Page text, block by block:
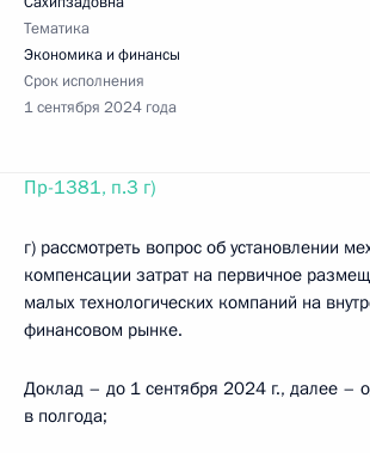
Тематика
Экономика и финансы
Срок исполнения
1 сентября 2024 года
Пр-1381, п.3 г)
г) рассмотреть вопрос об установлении
компенсации затрат на первичное
малых технологических компаний на
финансовом рынке.
Доклад – до 1 сентября 2024 г., далее –
в полгода;